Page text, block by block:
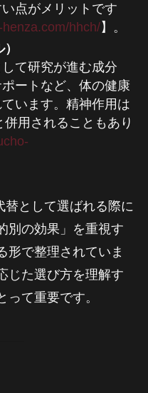
点がメリットです
hhch/】。
て研究が進む成分
ートなど、体の健康
います。精神作用は
用されることもあり
替として選ばれる際に
別の効果」を重視す
形で整理されていま
じた選び方を理解す
って重要です。